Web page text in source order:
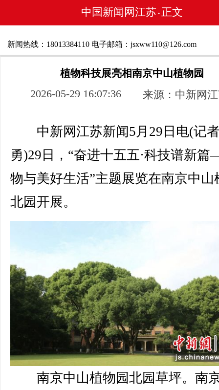
中国新闻网江苏 • 正文
新闻热线：18013384110 电子邮箱：jsxww110@126.com
植物科技展亮相南京中山植物园
2026-05-29 16:07:36 来源：中新网
中新网江苏新闻5月29日电(记
勇)29日，“奋进十五五·科技谱新
物与美好生活”主题展览在南京中山
北园开展。
南京中山植物园北园草坪。南